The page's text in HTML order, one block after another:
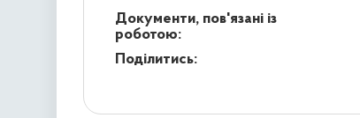
Документи, пов'язані із
роботою:
Поділитись: